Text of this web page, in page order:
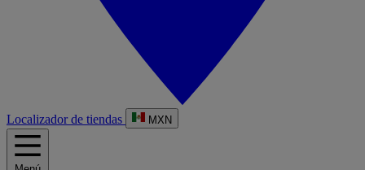
Localizador de tiendas MXN